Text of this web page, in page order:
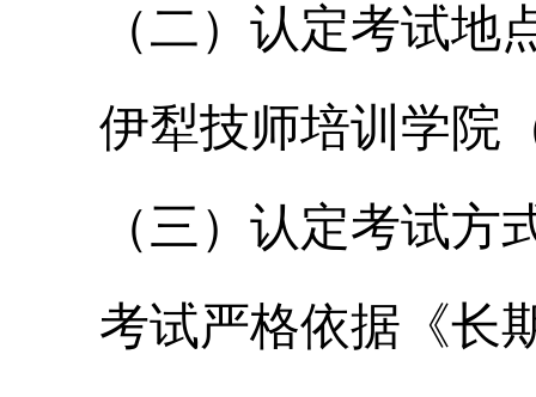
（二）认定考试地
伊犁技师培训学院
（三）认定考试方
考试严格依据《长